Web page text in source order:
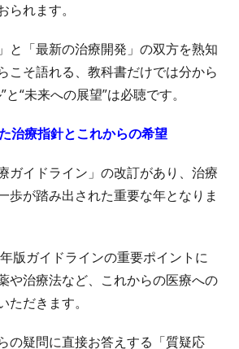
られます。
と「最新の治療開発」の双方を熟知
こそ語れる、教科書だけでは分から
“未来への展望”は必聴です。
治療指針とこれからの希望
ガイドライン」の改訂があり、治療
歩が踏み出された重要な年となりま
版ガイドラインの重要ポイントに
や治療法など、これからの医療への
ただきます。
の疑問に直接お答えする「質疑応